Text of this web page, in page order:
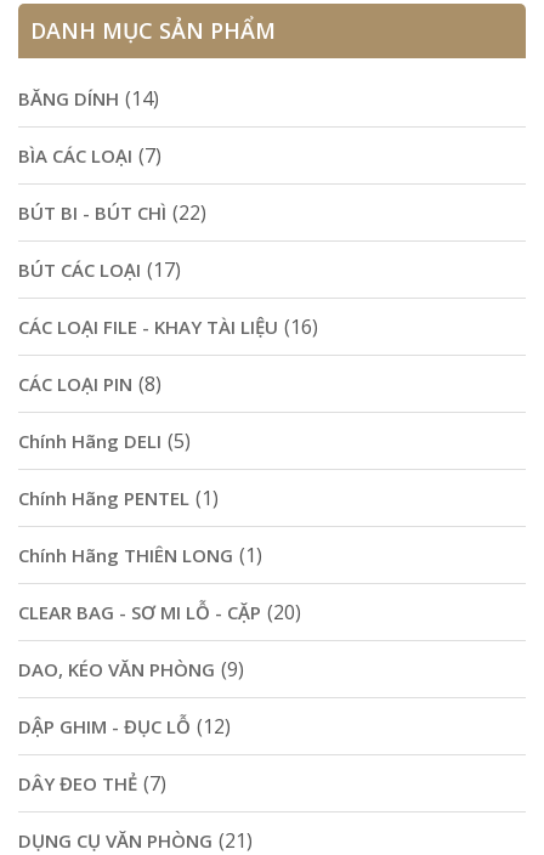
DANH MỤC SẢN PHẨM
BĂNG DÍNH (14)
BÌA CÁC LOẠI (7)
BÚT BI - BÚT CHÌ (22)
BÚT CÁC LOẠI (17)
CÁC LOẠI FILE - KHAY TÀI LIỆU (16)
CÁC LOẠI PIN (8)
Chính Hãng DELI (5)
Chính Hãng PENTEL (1)
Chính Hãng THIÊN LONG (1)
CLEAR BAG - SƠ MI LỖ - CẶP (20)
DAO, KÉO VĂN PHÒNG (9)
DẬP GHIM - ĐỤC LỖ (12)
DÂY ĐEO THẺ (7)
DỤNG CỤ VĂN PHÒNG (21)